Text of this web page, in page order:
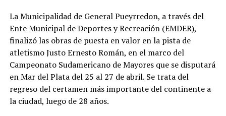
La Municipalidad de General Pueyrredon, a través del
Ente Municipal de Deportes y Recreación (EMDER),
finalizó las obras de puesta en valor en la pista de
atletismo Justo Ernesto Román, en el marco del
Campeonato Sudamericano de Mayores que se disputará
en Mar del Plata del 25 al 27 de abril. Se trata del
regreso del certamen más importante del continente a
la ciudad, luego de 28 años.